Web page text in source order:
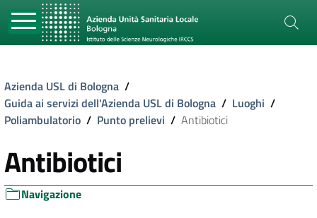
Azienda USL di Bologna /
Guida ai servizi dell'Azienda USL di Bologna / Luoghi /
Poliambulatorio / Punto prelievi / Antibiotici
Antibiotici
Navigazione